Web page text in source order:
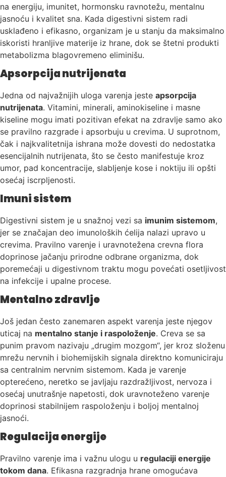
na energiju, imunitet, hormonsku ravnotežu, mentalnu
jasnoću i kvalitet sna. Kada digestivni sistem radi
usklađeno i efikasno, organizam je u stanju da maksimalno
iskoristi hranljive materije iz hrane, dok se štetni produkti
metabolizma blagovremeno eliminišu.
Apsorpcija nutrijenata
Jedna od najvažnijih uloga varenja jeste apsorpcija
nutrijenata. Vitamini, minerali, aminokiseline i masne
kiseline mogu imati pozitivan efekat na zdravlje samo ako
se pravilno razgrade i apsorbuju u crevima. U suprotnom,
čak i najkvalitetnija ishrana može dovesti do nedostatka
esencijalnih nutrijenata, što se često manifestuje kroz
umor, pad koncentracije, slabljenje kose i noktiju ili opšti
osećaj iscrpljenosti.
Imuni sistem
Digestivni sistem je u snažnoj vezi sa imunim sistemom,
jer se značajan deo imunoloških ćelija nalazi upravo u
crevima. Pravilno varenje i uravnotežena crevna flora
doprinose jačanju prirodne odbrane organizma, dok
poremećaji u digestivnom traktu mogu povećati osetljivost
na infekcije i upalne procese.
Mentalno zdravlje
Još jedan često zanemaren aspekt varenja jeste njegov
uticaj na mentalno stanje i raspoloženje. Creva se sa
punim pravom nazivaju „drugim mozgom“, jer kroz složenu
mrežu nervnih i biohemijskih signala direktno komuniciraju
sa centralnim nervnim sistemom. Kada je varenje
opterećeno, neretko se javljaju razdražljivost, nervoza i
osećaj unutrašnje napetosti, dok uravnoteženo varenje
doprinosi stabilnijem raspoloženju i boljoj mentalnoj
jasnoći.
Regulacija energije
Pravilno varenje ima i važnu ulogu u regulaciji energije
tokom dana. Efikasna razgradnja hrane omogućava